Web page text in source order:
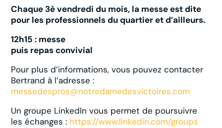
Chaque 3è vendredi du mois, la messe est dite
pour les professionnels du quartier et d’ailleurs.
12h15 : messe
puis repas convivial
Pour plus d’informations, vous pouvez contacter
Bertrand à l’adresse :
messedespros@notredamedesvictoires.com
Un groupe LinkedIn vous permet de poursuivre
les échanges : https://www.linkedin.com/groups